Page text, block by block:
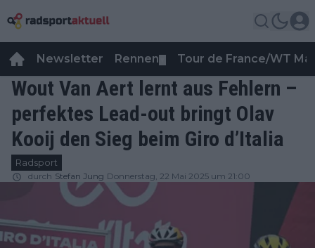
Newsletter Rennen Tour de France/WT
Wout Van Aert lernt aus Fehlern –
perfektes Lead-out bringt Olav
Kooij den Sieg beim Giro d’Italia
Radsport
durch Stefan Jung Donnerstag, 22 Mai 2025 um 21:00